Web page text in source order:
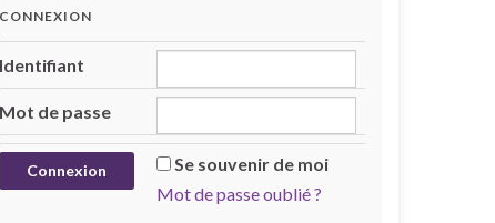
CONNEXION
Identifiant
Mot de passe
Se souvenir de moi
Mot de passe oublié ?